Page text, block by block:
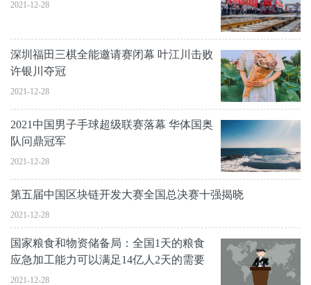
2021-12-28
深圳福田三棋全能邀请赛闭幕 叶江川击败
许银川夺冠
2021-12-28
2021中国男子手球超级联赛落幕 华体国奥
队问鼎冠军
2021-12-28
第五届中国区块链开发大赛全国总决赛十强揭晓
2021-12-28
国家粮食和物资储备局：全国1天的粮食
应急加工能力可以满足14亿人2天的需要
2021-12-28